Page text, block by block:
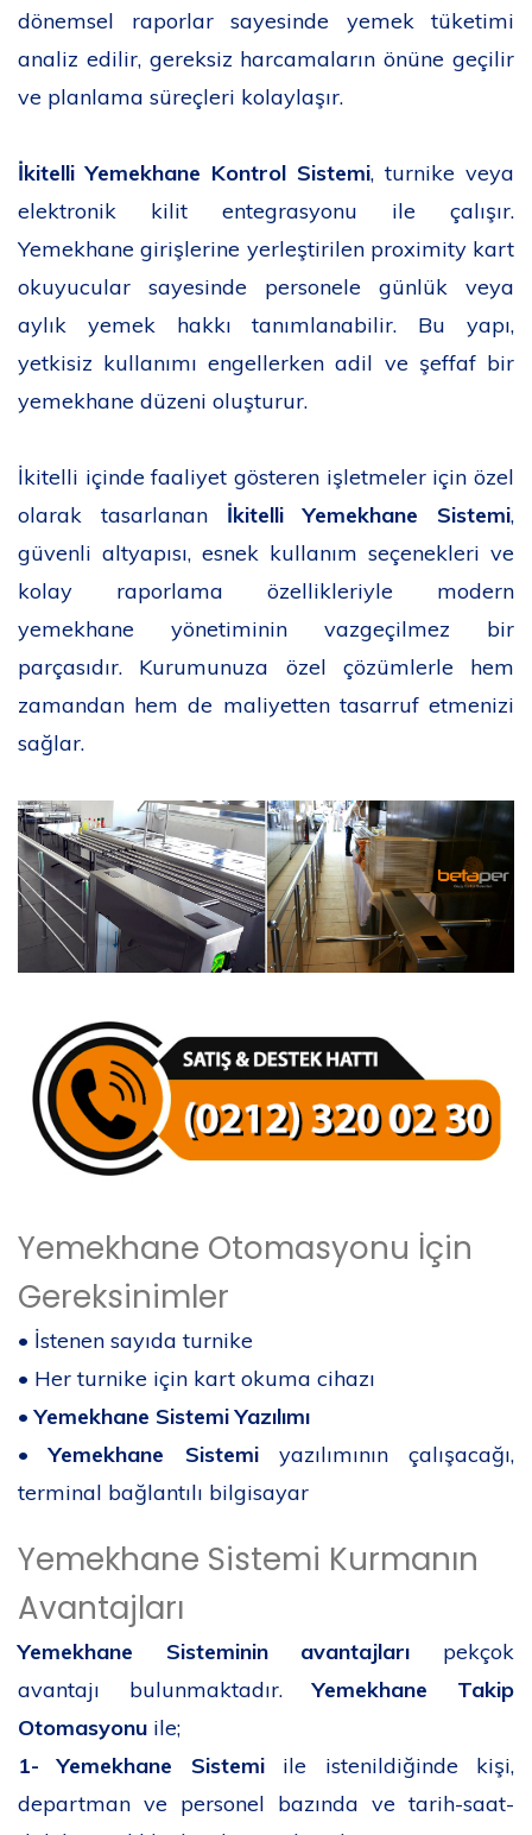
dönemsel raporlar sayesinde yemek tüketimi
analiz edilir, gereksiz harcamaların önüne geçilir
ve planlama süreçleri kolaylaşır.
İkitelli Yemekhane Kontrol Sistemi, turnike veya
elektronik kilit entegrasyonu ile çalışır.
Yemekhane girişlerine yerleştirilen proximity kart
okuyucular sayesinde personele günlük veya
aylık yemek hakkı tanımlanabilir. Bu yapı,
yetkisiz kullanımı engellerken adil ve şeffaf bir
yemekhane düzeni oluşturur.
İkitelli içinde faaliyet gösteren işletmeler için özel
olarak tasarlanan İkitelli Yemekhane Sistemi,
güvenli altyapısı, esnek kullanım seçenekleri ve
kolay raporlama özellikleriyle modern
yemekhane yönetiminin vazgeçilmez bir
parçasıdır. Kurumunuza özel çözümlerle hem
zamandan hem de maliyetten tasarruf etmenizi
sağlar.
Yemekhane Otomasyonu İçin
Gereksinimler
• İstenen sayıda turnike
• Her turnike için kart okuma cihazı
•Yemekhane Sistemi Yazılımı
•Yemekhane Sistemiyazılımının çalışacağı,
terminal bağlantılı bilgisayar
Yemekhane Sistemi Kurmanın
Avantajları
Yemekhane Sisteminin avantajları pekçok
avantajı bulunmaktadır.Yemekhane Takip
Otomasyonu ile;
1-
Yemekhane Sistemiile istenildiğinde kişi,
departman ve personel bazında ve tarih-saat-